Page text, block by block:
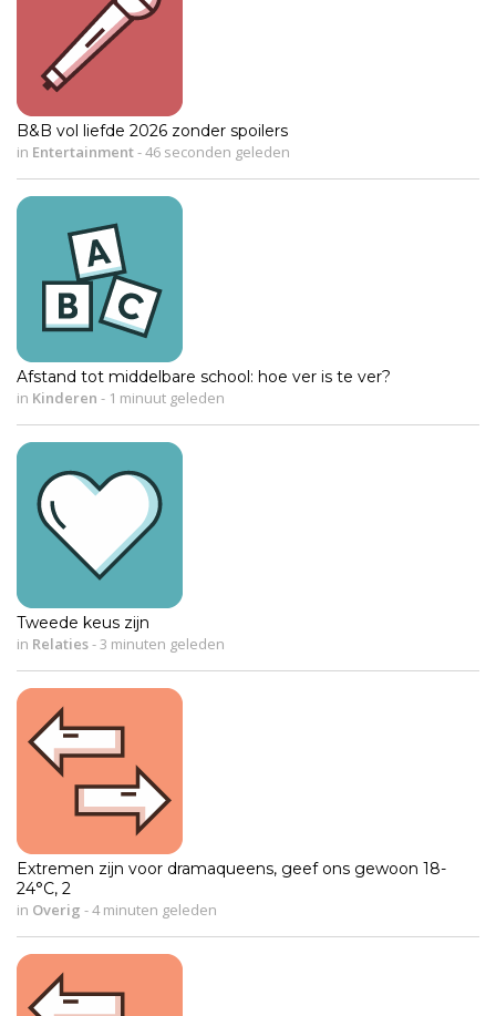
B&B vol liefde 2026 zonder spoilers
in Entertainment-46 seconden geleden
Afstand tot middelbare school: hoe ver is te ver?
in Kinderen - 1 minuut geleden
Tweede keus zijn
in Relaties- 3 minuten geleden
Extremen zijn voor dramaqueens, geef ons gewoon 18-
24°C, 2
in Overig -4 minuten geleden